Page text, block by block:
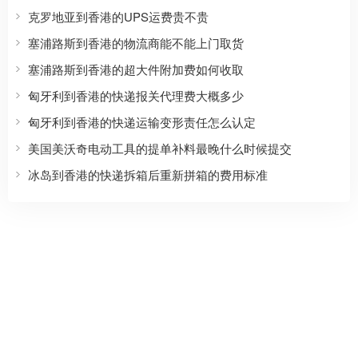
克罗地亚到香港的UPS运费贵不贵
塞浦路斯到香港的物流商能不能上门取货
塞浦路斯到香港的超大件附加费如何收取
匈牙利到香港的快递报关代理费大概多少
匈牙利到香港的快递运输变形责任怎么认定
美国美沃奇电动工具的提单补料最晚什么时候提交
冰岛到香港的快递拆箱后重新拼箱的费用标准